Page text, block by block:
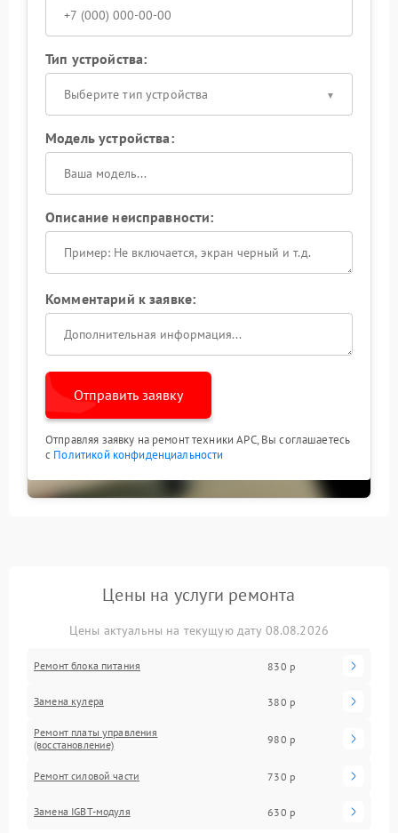
Тип устройства:
Выберите тип устройства
Модель устройства:
Описание неисправности:
Комментарий к заявке:
Отправить заявку
Отправляя заявку на ремонт техники APC, Вы соглашаетесь
с Политикой конфиденциальности
Цены на услуги ремонта
Цены актуальны на текущую дату 08.08.2026
Ремонт блока питания 830 р
Замена кулера 380 р
Ремонт платы управления
(восстановление)
980 р
Ремонт силовой части 730 р
Замена IGBT-модуля 630 р